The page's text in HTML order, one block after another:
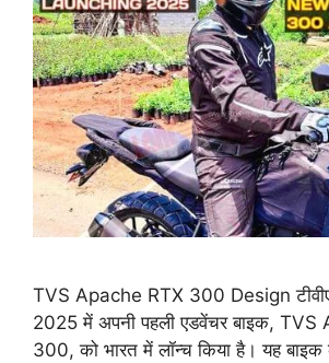
TVS Apache RTX 300 Design
2025 में अपनी पहली एडवेंचर बाइक,
300, को भारत में लॉन्च किया है। यह